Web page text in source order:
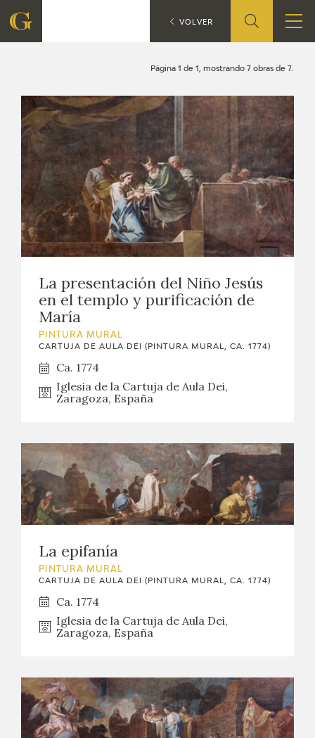
QUIENES SOMOS
CENTRO DE INVESTIGACIÓN Y DOCUMENTACIÓN
ACCIÓN CORPORATIVA
SEDE
CONTACTO
PROGRAMACIÓN
EXPOSICIONES
ACTUALIDAD
BLOG CUADERNO ITALIANO
FRANCISCO DE GOYA
BIOGRAFÍA
CRONOLOGÍA
EL VIAJE DE GOYA
GOYA EN EL MUNDO
GOYA EN ARAGÓN
Página 1 de 1, mostrando 7 obras de 7.
La presentación del Niño Jesús
en el templo y purificación de
María
PINTURA MURAL
CARTUJA DE AULA DEI (PINTURA MURAL, CA. 1774)
Ca. 1774
Iglesia de la Cartuja de Aula Dei,
Zaragoza, España
La epifanía
PINTURA MURAL
CARTUJA DE AULA DEI (PINTURA MURAL, CA. 1774)
Ca. 1774
Iglesia de la Cartuja de Aula Dei,
Zaragoza, España
CATÁLOGO Búsqueda
VOLVER